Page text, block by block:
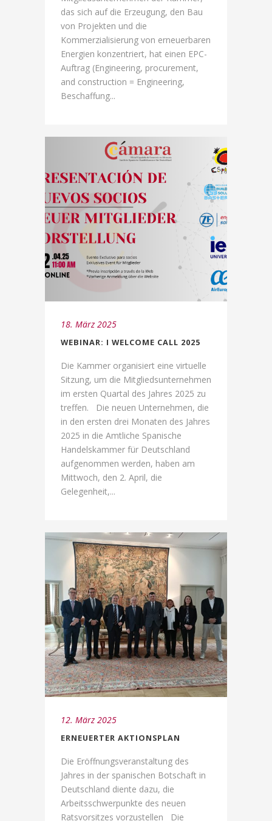
das sich auf die Erzeugung, den Bau
von Projekten und die
Kommerzialisierung von erneuerbaren
Energien konzentriert, hat einen EPC-
Auftrag (Engineering, procurement,
and construction = Engineering,
Beschaffung...
18. März 2025
WEBINAR: I WELCOME CALL 2025
Die Kammer organisiert eine virtuelle
Sitzung, um die Mitgliedsunternehmen
im ersten Quartal des Jahres 2025 zu
treffen. Die neuen Unternehmen, die
in den ersten drei Monaten des Jahres
2025 in die Amtliche Spanische
Handelskammer für Deutschland
aufgenommen werden, haben am
Mittwoch, den 2. April, die
Gelegenheit,...
12. März 2025
ERNEUERTER AKTIONSPLAN
Die Eröffnungsveranstaltung des
Jahres in der spanischen Botschaft in
Deutschland diente dazu, die
Arbeitsschwerpunkte des neuen
Ratsvorsitzes vorzustellen Die